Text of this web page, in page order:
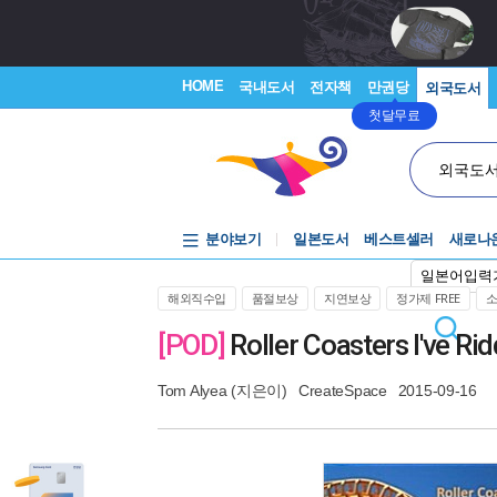
HOME 국내도서 전자책 만권당
첫달무료
외국도서
외국도
일본어입력
분야보기 일본도서 베스트셀러 새로나
해외직수입 품절보상 지연보상 정가제 FREE
[POD] Roller Coasters I've
Tom Alyea (지은이) CreateSpace 2015-09-16